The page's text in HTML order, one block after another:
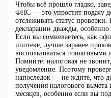
Чтобы всё прошло гладко,
ФНС — это упростит подачу
отслеживать статус
декларации дважды,
Если вы сомневаетесь, как
ипотеке, лучше заранее
воспользоваться пошаговыми
Помните: налоговая не
уведомление. Поэтому
напоследок — не ждите, что
получения налогового вычета
месяцев, особенно если вы